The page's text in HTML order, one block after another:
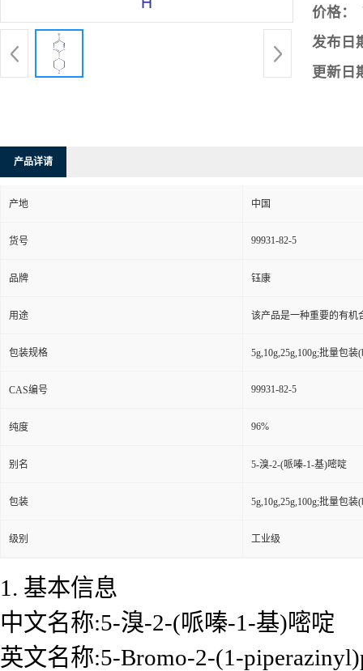
价格：
发布日
更新日
产品详请
产地 中国
货号 99931-82-5
品牌 钰康
用途 该产品是一种重要的有机
包装规格 5g,10g,25g,100g;批量包装
CAS编号 99931-82-5
纯度 96%
别名 5-溴-2-(哌嗪-1-基)嘧啶
包装 5g,10g,25g,100g;批量包装
级别 工业级
1. 基本信息
中文名称:5-溴-2-(哌嗪-1-基)嘧啶
英文名称:5-Bromo-2-(1-